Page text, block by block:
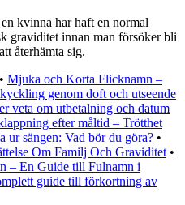
kvinna har haft en normal
graviditet innan man försöker bli
återhämta sig.
• Mjuka och Korta Flicknamn –
genom doft och utseende
veta om utbetalning och datum
efter måltid – Trötthet
ur sängen: Vad bör du göra? •
Om Familj Och Graviditet •
– En Guide till Fulnamn i
guide till förkortning av